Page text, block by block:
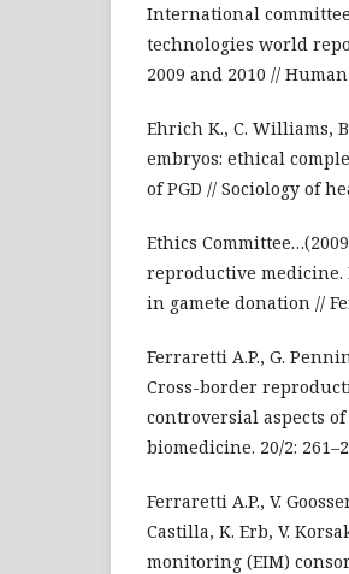
International
technologies world
2009 and 2010 //
Ehrich K., C. Williams,
embryos: ethical
of PGD // Sociology of
Ethics
reproductive
in gamete donation //
Ferraretti A.P., G.
Cross-border
controversial aspects
biomedicine. 20/2:
Ferraretti A.P., V.
Castilla, K. Erb, V.
monitoring (EIM)